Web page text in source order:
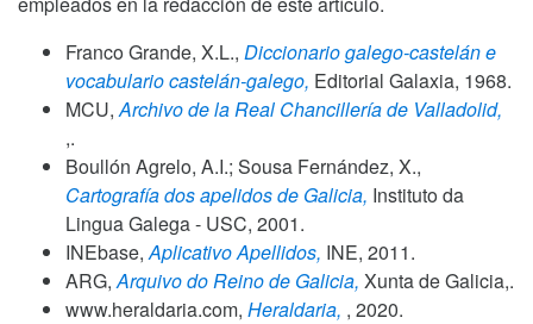
Franco Grande, X.L., Diccionario galego-castelán e
vocabulario castelán-galego, Editorial Galaxia, 1968.
MCU, Archivo de la Real Chancillería de Valladolid,
,.
Boullón Agrelo, A.I.; Sousa Fernández, X.,
Cartografía dos apelidos de Galicia, Instituto da
Lingua Galega - USC, 2001.
INEbase, Aplicativo Apellidos, INE, 2011.
ARG, Arquivo do Reino de Galicia, Xunta de Galicia,.
www.heraldaria.com, Heraldaria, , 2020.